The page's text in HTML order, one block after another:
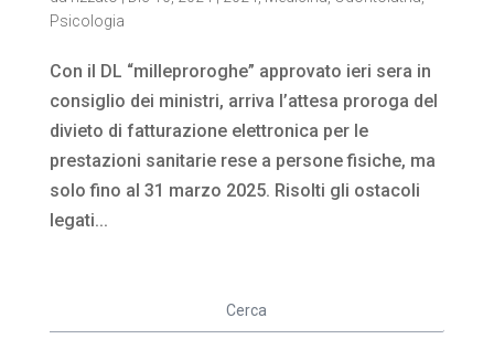
Psicologia
Con il DL “milleproroghe” approvato ieri sera in
consiglio dei ministri, arriva l’attesa proroga del
divieto di fatturazione elettronica per le
prestazioni sanitarie rese a persone fisiche, ma
solo fino al 31 marzo 2025. Risolti gli ostacoli
legati...